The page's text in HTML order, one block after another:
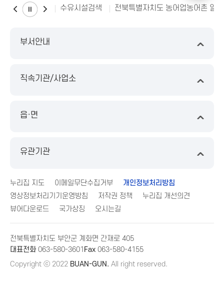
수유시설검색 전북특별자치도 농어업농어촌 일
부서안내
직속기관/사업소
읍·면
유관기관
누리집 지도 이메일무단수집거부
개인정보처리방침
영상정보처리기기운영방침
저작권 정책
누리집 개선의견
뷰어다운로드
국가상징 오시는길
전북특별자치도 부안군 계화면 간재로 405
대표전화063-580-3601 Fax 063-580-4155
Copyright ⓒ 2022 BUAN-GUN. All right reserved.